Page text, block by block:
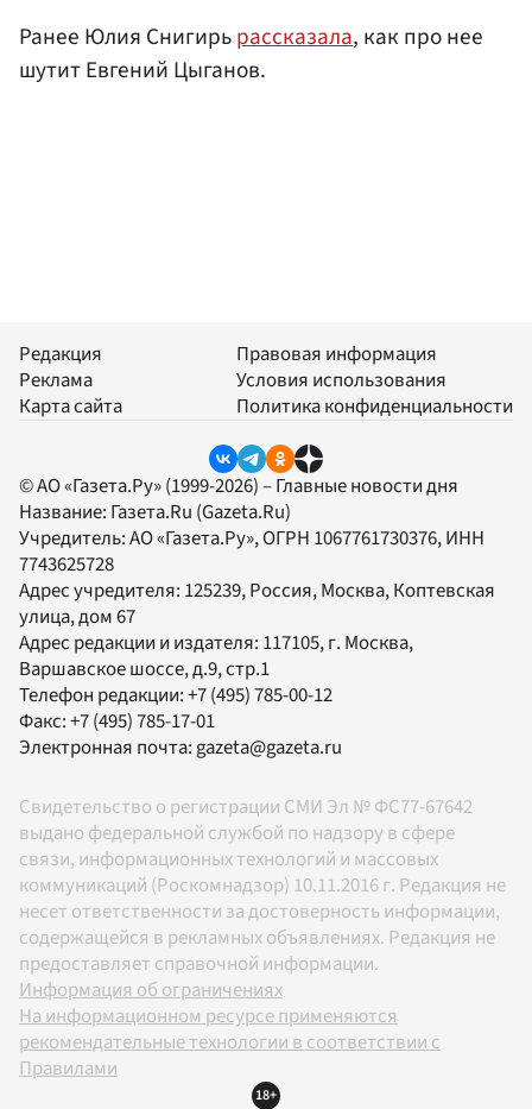
Ранее Юлия Снигирьрассказала, как про нее
шутит Евгений Цыганов.
Редакция
Реклама
Карта сайта
Правовая информация
Условия использования
Политика конфиденциальности
© АО «Газета.Ру» (1999-2026) – Главные новости дня
Название: Газета.Ru (Gazeta.Ru)
Учредитель:АО «Газета.Ру», ОГРН 1067761730376, ИНН
7743625728
Адрес учредителя: 125239, Россия, Москва, Коптевская
улица, дом 67
Адрес редакции и издателя: 117105, г. Москва,
Варшавское шоссе, д.9, стр.1
Телефон редакции:+7 (495) 785-00-12
Факс:+7 (495) 785-17-01
Электронная почта: gazeta@gazeta.ru
Свидетельство о регистрации СМИ Эл № ФС77-67642
выдано федеральной службой по надзору в сфере
связи, информационных технологий и массовых
коммуникаций (Роскомнадзор) 10.11.2016 г. Редакция не
несет ответственности за достоверность информации,
содержащейся в рекламных объявлениях. Редакция не
предоставляет справочной информации.
Информация об ограничениях
На информационном ресурсе применяются
рекомендательные технологии в соответствии с
Правилами
18+